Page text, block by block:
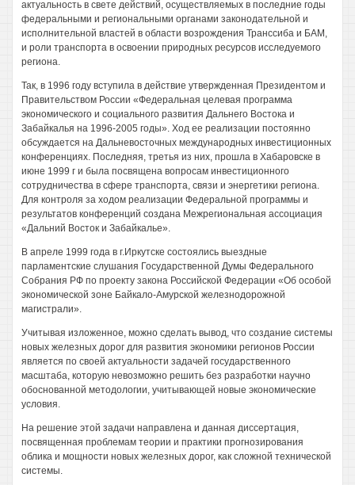
актуальность в свете действий, осуществляемых в последние годы
федеральными и региональными органами законодательной и
исполнительной властей в области возрождения Транссиба и БАМ,
и роли транспорта в освоении природных ресурсов исследуемого
региона.
Так, в 1996 году вступила в действие утвержденная Президентом и
Правительством России «Федеральная целевая программа
экономического и социального развития Дальнего Востока и
Забайкалья на 1996-2005 годы». Ход ее реализации постоянно
обсуждается на Дальневосточных международных инвестиционных
конференциях. Последняя, третья из них, прошла в Хабаровске в
июне 1999 г и была посвящена вопросам инвестиционного
сотрудничества в сфере транспорта, связи и энергетики региона.
Для контроля за ходом реализации Федеральной программы и
результатов конференций создана Межрегиональная ассоциация
«Дальний Восток и Забайкалье».
В апреле 1999 года в г.Иркутске состоялись выездные
парламентские слушания Государственной Думы Федерального
Собрания РФ по проекту закона Российской Федерации «Об особой
экономической зоне Байкало-Амурской железнодорожной
магистрали».
Учитывая изложенное, можно сделать вывод, что создание системы
новых железных дорог для развития экономики регионов России
является по своей актуальности задачей государственного
масштаба, которую невозможно решить без разработки научно
обоснованной методологии, учитывающей новые экономические
условия.
На решение этой задачи направлена и данная диссертация,
посвященная проблемам теории и практики прогнозирования
облика и мощности новых железных дорог, как сложной технической
системы.